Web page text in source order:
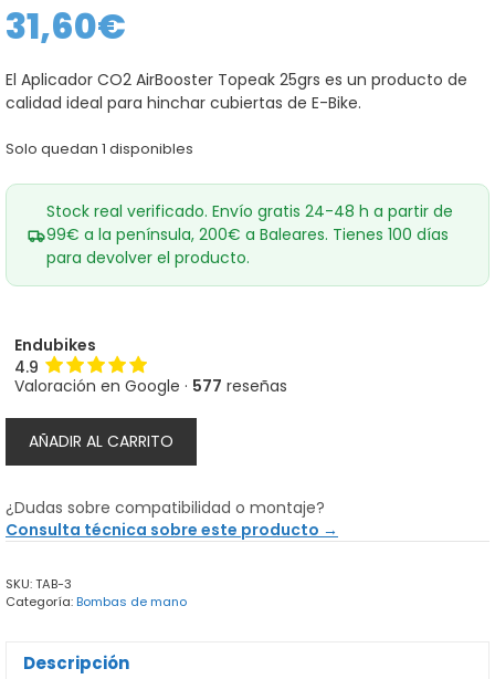
31,60€
El Aplicador CO2 AirBooster Topeak 25grs es un producto de
calidad ideal para hinchar cubiertas de E-Bike.
Solo quedan 1 disponibles
Stock real verificado. Envío gratis 24-48 h a partir de
99€ a la península, 200€ a Baleares. Tienes 100 días
para devolver el producto.
Endubikes
4.9
Valoración en Google · 577 reseñas
Aplicador
CO2
Topeak
25grs
cantidad
AÑADIR AL CARRITO
¿Dudas sobre compatibilidad o montaje?
Consulta técnica sobre este producto →
SKU:TAB-3
Categoría:Bombas de mano
Descripción